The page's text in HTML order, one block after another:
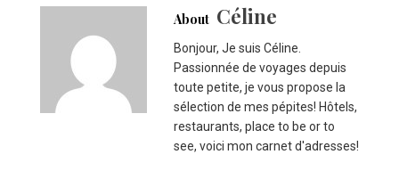
About Céline
Bonjour, Je suis Céline.
Passionnée de voyages depuis
toute petite, je vous propose la
sélection de mes pépites! Hôtels,
restaurants, place to be or to
see, voici mon carnet d'adresses!